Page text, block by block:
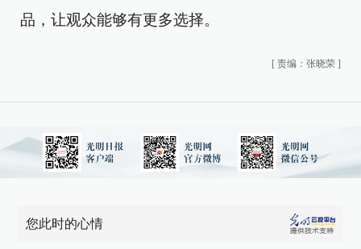
品，让观众能够有更多选择。
[ 责编：张晓荣 ]
您此时的心情